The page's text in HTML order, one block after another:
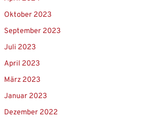
Oktober 2023
September 2023
Juli 2023
April 2023
März 2023
Januar 2023
Dezember 2022